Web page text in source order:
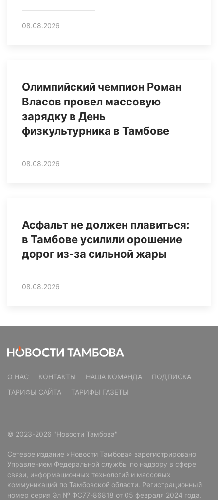
08.08.2026
Олимпийский чемпион Роман
Власов провел массовую
зарядку в День
физкультурника в Тамбове
08.08.2026
Асфальт не должен плавиться:
в Тамбове усилили орошение
дорог из‑за сильной жары
08.08.2026
О НАС КОНТАКТЫ НАША КОМАНДА
ПОДПИСКА
ТАРИФЫ САЙТА
ТАРИФЫ ГАЗЕТЫ
© 2023-2026 "Новости Тамбова"
Сетевое издание «Новости Тамбова» зарегистрировано
Управлением Федеральной службы по надзору в сфере
связи, информационных технологий и массовых
коммуникаций по Тамбовской области. Регистрационный
номер серия Эл № ФС77-86818 от 05 февраля 2024 года.